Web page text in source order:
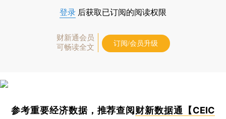
登录 后获取已订阅的阅读权限
财新通会员
可畅读全文
订阅/会员升级
参考重要经济数据，推荐查阅财新数据通【CEIC